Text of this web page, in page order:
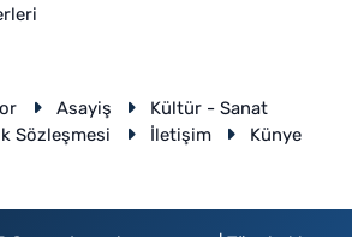
Asayiş
Kültür - Sanat
Sözleşmesi İletişim Künye